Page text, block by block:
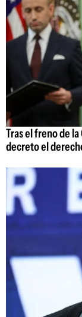
Tras el freno de
decreto el